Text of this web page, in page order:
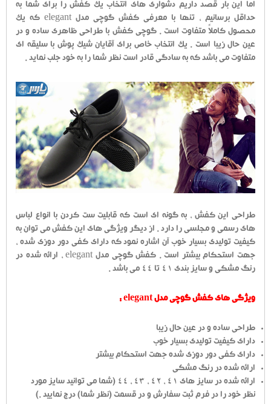
اما این بار قصد داریم دشواری های انتخاب یک کفش را برای شما به
حداقل برسانیم ، تنها با معرفی کفش گوچی مدل elegant که یک
محصول کاملاً متفاوت است . گوچی کفش با طراحی ظاهری ساده و در
عین حال زیبا است . یک انتخاب خاص برای آقایان شیک پوش با سلیقه ای
متفاوت می باشد که به سادگی قادر است نظر شما را به خود جلب نماید .
طراحی این کفش ، به گونه ای است که قابلیت ست کردن با انواع لباس
های رسمی و مجلسی را دارد . از دیگر ویژگی های این کفش می توان به
کیفیت تولیدی بسیار خوب آن اشاره نمود که دارای کفی دور دوزی شده ،
جهت استحکام بیشتر است . کفش گوچی مدل elegant ، ارائه شده در
رنگ مشکی و سایز بندی 41 تا 44 می باشد .
ویژگی های کفش گوچی مدل elegant :
طراحی ساده و در عین حال زیبا
دارای کیفیت تولیدی بسیار خوب
دارای کفی دور دوزی شده جهت استحکام بیشتر
ارائه شده در رنگ مشکی
ارائه شده در سایز های 41 ، 42 ، 43 ، 44 (شما می توانید سایز مورد
نظر خود را در فرم ثبت سفارش و در قسمت (نظر شما) درج نمایید .)